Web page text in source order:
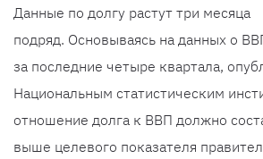
Данные по долгу растут три месяца
подряд. Основываясь на данных о
за последние четыре квартала,
Национальным статистическим
отношение долга к ВВП должно
выше целевого показателя